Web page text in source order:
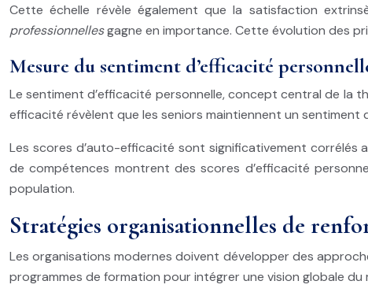
Cette échelle révèle également que la satisfaction
professionnellesgagne en importance. Cette évolution des
Mesure du sentiment d’efficacité
Le sentiment d’efficacité personnelle, concept central de la
efficacité révèlent que les seniors maintiennent un sentiment
Les scores d’auto-efficacité sont significativement
de compétences montrent des scores d’efficacité
population.
Stratégies organisationnelles de
Les organisations modernes doivent développer des
programmes de formation pour intégrer une vision globale